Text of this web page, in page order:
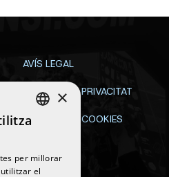
AVÍS LEGAL
POLÍTICA DE PRIVACITAT
POLÍTICA DE COOKIES
CATALAN
×
per millorar
el